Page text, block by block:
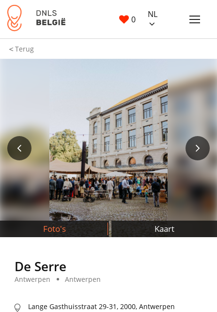
0 NL
Terug
Foto's Kaart
De Serre
Antwerpen Antwerpen
Lange Gasthuisstraat 29-31, 2000, Antwerpen